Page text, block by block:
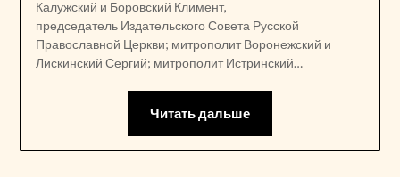
Калужский и Боровский Климент,
председатель Издательского Совета Русской
Православной Церкви; митрополит Воронежский и
Лискинский Сергий; митрополит Истринский…
Читать дальше